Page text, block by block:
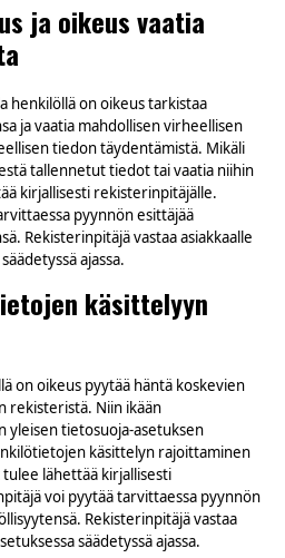
ja oikeus vaatia
henkilöllä on oikeus tarkistaa
ja vaatia mahdollisen virheellisen
tiedon täydentämistä. Mikäli
tallennetut tiedot tai vaatia niihin
kirjallisesti rekisterinpitäjälle.
pyynnön esittäjää
Rekisterinpitäjä vastaa asiakkaalle
ajassa.
käsittelyyn
on oikeus pyytää häntä koskevien
rekisteristä. Niin ikään
yleisen tietosuoja-asetuksen
käsittelyn rajoittaminen
lähettää kirjallisesti
voi pyytää tarvittaessa pyynnön
Rekisterinpitäjä vastaa
säädetyssä ajassa.